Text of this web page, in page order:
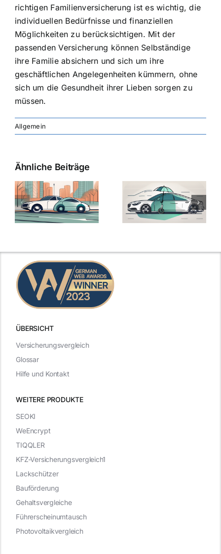
richtigen Familienversicherung ist es wichtig, die
individuellen Bedürfnisse und finanziellen
Möglichkeiten zu berücksichtigen. Mit der
passenden Versicherung können Selbständige
ihre Familie absichern und sich um ihre
geschäftlichen Angelegenheiten kümmern, ohne
sich um die Gesundheit ihrer Lieben sorgen zu
müssen.
Allgemein
Ähnliche Beiträge
ÜBERSICHT
WEITERE PRODUKTE
Versicherungsvergleich
Glossar
Hilfe und Kontakt
SEOKI
WeEncrypt
TIQQLER
KFZ-Versicherungsvergleich1
Lackschützer
Bauförderung
Gehaltsvergleiche
Führerscheinumtausch
Photovoltaikvergleich